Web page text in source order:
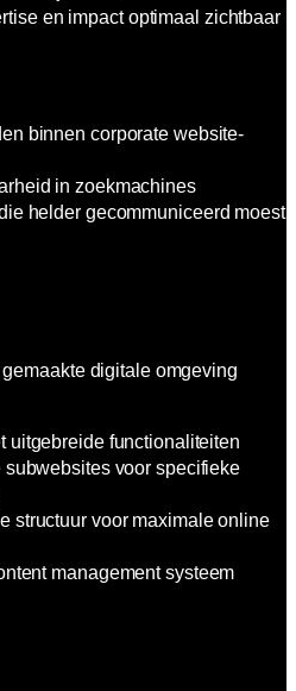
en impact optimaal zichtbaar
binnen corporate website-
in zoekmachines
helder gecommuniceerd moest
digitale omgeving
uitgebreide functionaliteiten
voor specifieke
structuur voor maximale online
management systeem